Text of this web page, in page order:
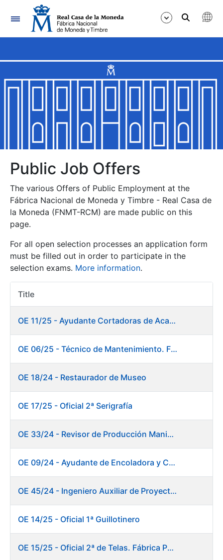
Navigation
Show/Hide
Show/Hide
Show/Hide
Show/Hide
Show/Hide
Show/Hide
Show/Hide
Public Job Offers
The various Offers of Public Employment at the
Fábrica Nacional de Moneda y Timbre - Real Casa de
la Moneda (FNMT-RCM) are made public on this
page.
For all open selection processes an application form
must be filled out in order to participate in the
selection exams. More information.
Title
Item
OE 11/25 - Ayudante Cortadoras de Acabados. Fábrica Papel
OE 06/25 - Técnico de Mantenimiento. Fábrica Papel
OE 18/24 - Restaurador de Museo
OE 17/25 - Oficial 2ª Serigrafía
OE 33/24 - Revisor de Producción Manipulado Timbre
OE 09/24 - Ayudante de Encoladora y Calandra Máquina de Papel
OE 45/24 - Ingeniero Auxiliar de Proyectos. Investigación y Desarrollo
OE 14/25 - Oficial 1ª Guillotinero
OE 15/25 - Oficial 2ª de Telas. Fábrica Papel